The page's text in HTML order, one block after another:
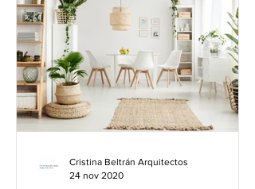
Cristina Beltrán Arquitectos
24 nov 2020